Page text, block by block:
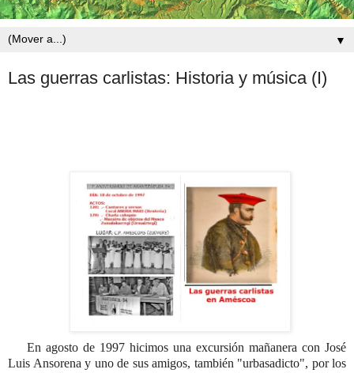
▼
Las guerras carlistas: Historia y música (I)
En agosto de 1997 hicimos una excursión mañanera con José
Luis Ansorena y uno de sus amigos, también "urbasadicto", por los